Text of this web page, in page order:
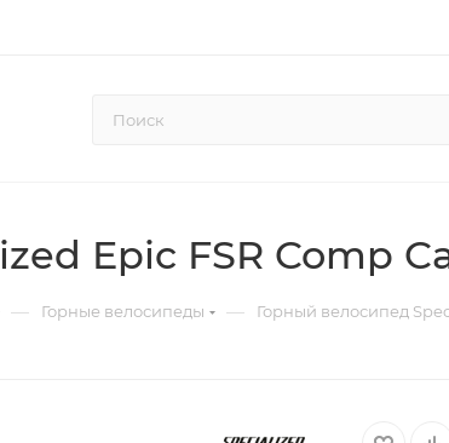
Epic FSR Comp
— Горные велосипеды — Горный велосипед